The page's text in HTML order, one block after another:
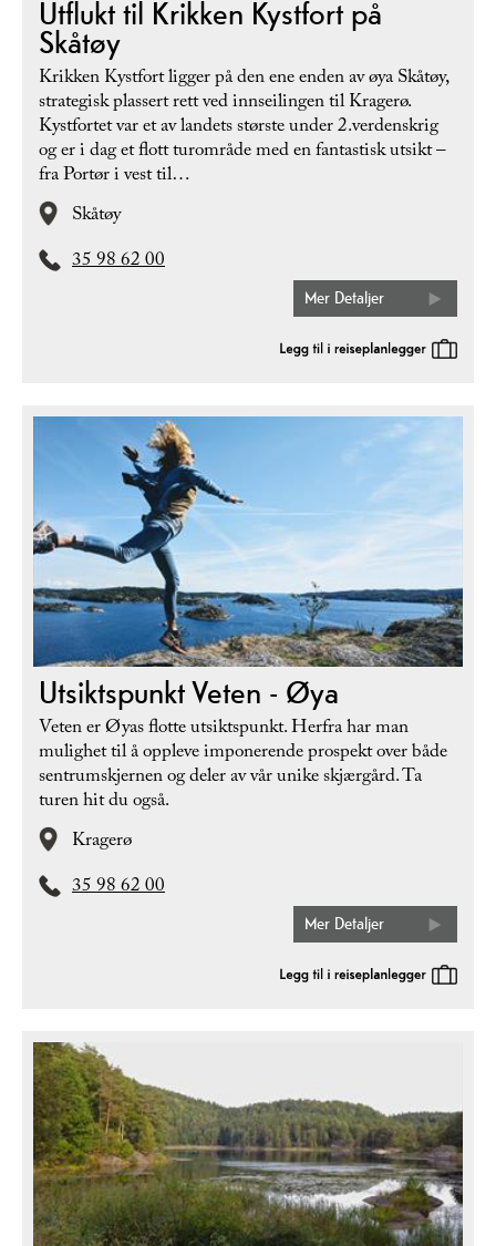
Utflukt til Krikken Kystfort på
Skåtøy
Krikken Kystfort ligger på den ene enden av øya Skåtøy,
strategisk plassert rett ved innseilingen til Kragerø.
Kystfortet var et av landets største under 2.verdenskrig
og er i dag et flott turområde med en fantastisk utsikt –
fra Portør i vest til…
Skåtøy
35 98 62 00
Mer Detaljer
Utsiktspunkt Veten - Øya
Veten er Øyas flotte utsiktspunkt. Herfra har man
mulighet til å oppleve imponerende prospekt over både
sentrumskjernen og deler av vår unike skjærgård. Ta
turen hit du også.
Kragerø
35 98 62 00
Mer Detaljer